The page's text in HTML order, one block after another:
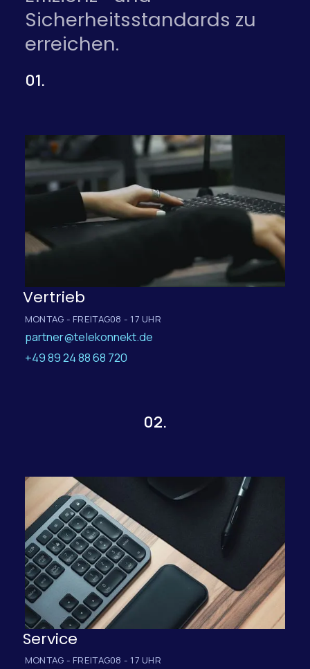
Sicherheitsstandards zu
erreichen.
01.
Vertrieb
MONTAG - FREITAG08 - 17 UHR
partner@telekonnekt.de
+49 89 24 88 68 720
02.
Service
MONTAG - FREITAG08 - 17 UHR